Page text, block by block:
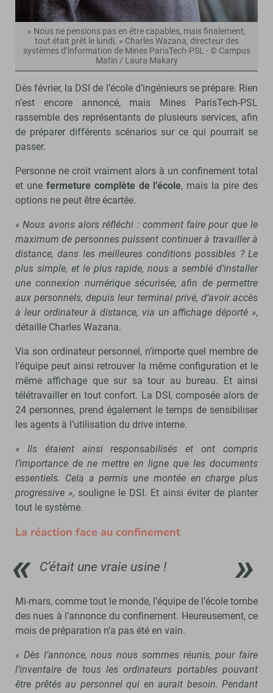
« Nous ne pensions pas en être capables, mais finalement,
tout était prêt le lundi. » Charles Wazana, directeur des
systèmes d’information de Mines ParisTech-PSL - © Campus
Matin / Laura Makary
Dès février, la DSI de l’école d’ingénieurs se prépare. Rien
n’est encore annoncé, mais Mines ParisTech-PSL
rassemble des représentants de plusieurs services, afin
de préparer différents scénarios sur ce qui pourrait se
passer.
Personne ne croit vraiment alors à un confinement total
et unefermeture complète de l’école, mais la pire des
options ne peut être écartée.
« Nous avons alors réfléchi : comment faire pour que le
maximum de personnes puissent continuer à travailler à
distance, dans les meilleures conditions possibles ? Le
plus simple, et le plus rapide, nous a semblé d’installer
une connexion numérique sécurisée, afin de permettre
aux personnels, depuis leur terminal privé, d’avoir accès
à leur ordinateur à distance, via un affichage déporté »,
détaille Charles Wazana.
Via son ordinateur personnel, n’importe quel membre de
l’équipe peut ainsi retrouver la même configuration et le
même affichage que sur sa tour au bureau. Et ainsi
télétravailler en tout confort. La DSI, composée alors de
24 personnes, prend également le temps de sensibiliser
les agents à l’utilisation du drive interne.
« Ils étaient ainsi responsabilisés et ont compris
l’importance de ne mettre en ligne que les documents
essentiels. Cela a permis une montée en charge plus
progressive », souligne le DSI. Et ainsi éviter de planter
tout le système.
La réaction face au confinement
C’était une vraie usine !
Mi-mars, comme tout le monde, l’équipe de l’école tombe
des nues à l’annonce du confinement. Heureusement, ce
mois de préparation n’a pas été en vain.
« Dès l’annonce, nous nous sommes réunis, pour faire
l’inventaire de tous les ordinateurs portables pouvant
être prêtés au personnel qui en aurait besoin. Pendant